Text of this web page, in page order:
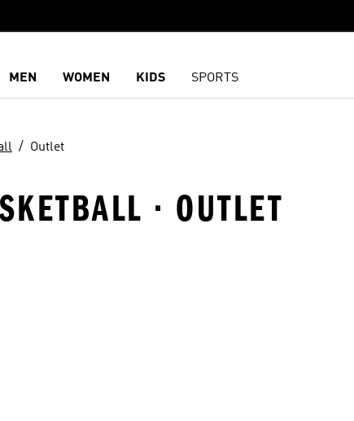
MEN WOMEN KIDS SPORTS
Outlet
· OUTLET